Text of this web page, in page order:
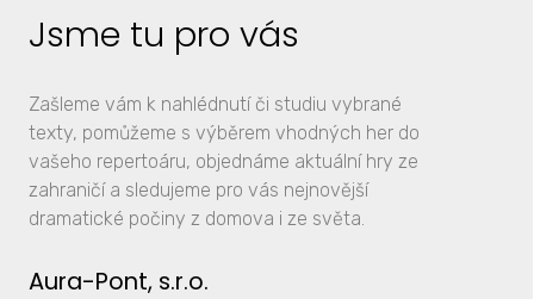
Jsme tu pro vás
Zašleme vám k nahlédnutí či studiu vybrané
texty, pomůžeme s výběrem vhodných her do
vašeho repertoáru, objednáme aktuální hry ze
zahraničí a sledujeme pro vás nejnovější
dramatické počiny z domova i ze světa.
Aura-Pont, s.r.o.